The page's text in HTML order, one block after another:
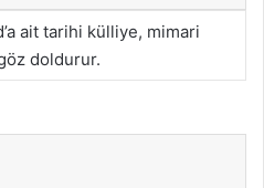
ait tarihi külliye, mimari
doldurur.